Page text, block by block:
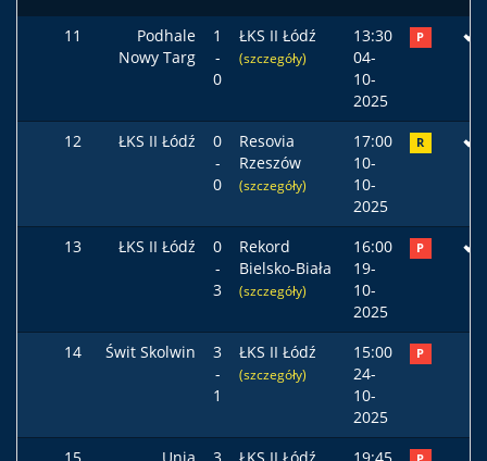
11
Podhale
Nowy Targ
1
-
0
ŁKS II Łódź
(szczegóły)
13:30
04-
10-
2025
P
12 ŁKS II Łódź
0
-
0
Resovia
Rzeszów
(szczegóły)
17:00
10-
10-
2025
R
13 ŁKS II Łódź
0
-
3
Rekord
Bielsko-Biała
(szczegóły)
16:00
19-
10-
2025
P
14 Świt Skolwin
3
-
1
ŁKS II Łódź
(szczegóły)
15:00
24-
10-
2025
P